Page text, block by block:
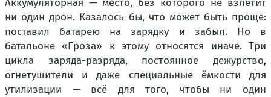
Аккумуляторная — место, без которого не взлетит
ни один дрон. Казалось бы, что может быть проще:
поставил батарею на зарядку и забыл. Но в
батальоне «Гроза» к этому относятся иначе. Три
цикла заряда-разряда, постоянное дежурство,
огнетушители и даже специальные ёмкости для
утилизации — всё для того, чтобы ни один